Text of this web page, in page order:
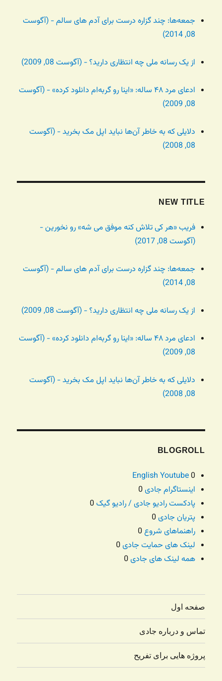
جمعه‌ها: چند گزاره درست برای آدم های سالم - (آگوست
08, 2014)
از یک رسانه ملی چه انتظاری دارید؟ - (آگوست 08, 2009)
ادعای مرد ۴۸ ساله: «اینا رو گربه‌ام دانلود کرده» - (آگوست
08, 2009)
دلایلی که به خاطر آن‌ها نباید اپل مک بخرید - (آگوست
08, 2008)
NEW TITLE
فریب «هر کی تلاش کنه موفق می شه» رو نخورین -
(آگوست 08, 2017)
جمعه‌ها: چند گزاره درست برای آدم های سالم - (آگوست
08, 2014)
از یک رسانه ملی چه انتظاری دارید؟ - (آگوست 08, 2009)
ادعای مرد ۴۸ ساله: «اینا رو گربه‌ام دانلود کرده» - (آگوست
08, 2009)
دلایلی که به خاطر آن‌ها نباید اپل مک بخرید - (آگوست
08, 2008)
BLOGROLL
English Youtube0
اینستاگرام جادی
پادکست رادیو جادی / رادیو گیک
پتریان جادی
راهنماهای شروع
لینک های حمایت جادی
همه لینک های جادی
صفحه اول
تماس و درباره جادی
پروژه هایی برای تفریح